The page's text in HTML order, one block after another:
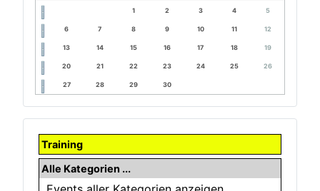
1 2 3 4 5
6 7 8 9 10 11 12
13 14 15 16 17 18 19
20 21 22 23 24 25 26
27 28 29 30
Training
Alle Kategorien ...